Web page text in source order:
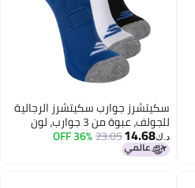
سكيتشرز جوارب سكيتشرز الرجالية
للجولف، عبوة من 3 جوارب، لون
أزرق، مقاس 10-13
د.ك‏14.68
23.05
36% OFF